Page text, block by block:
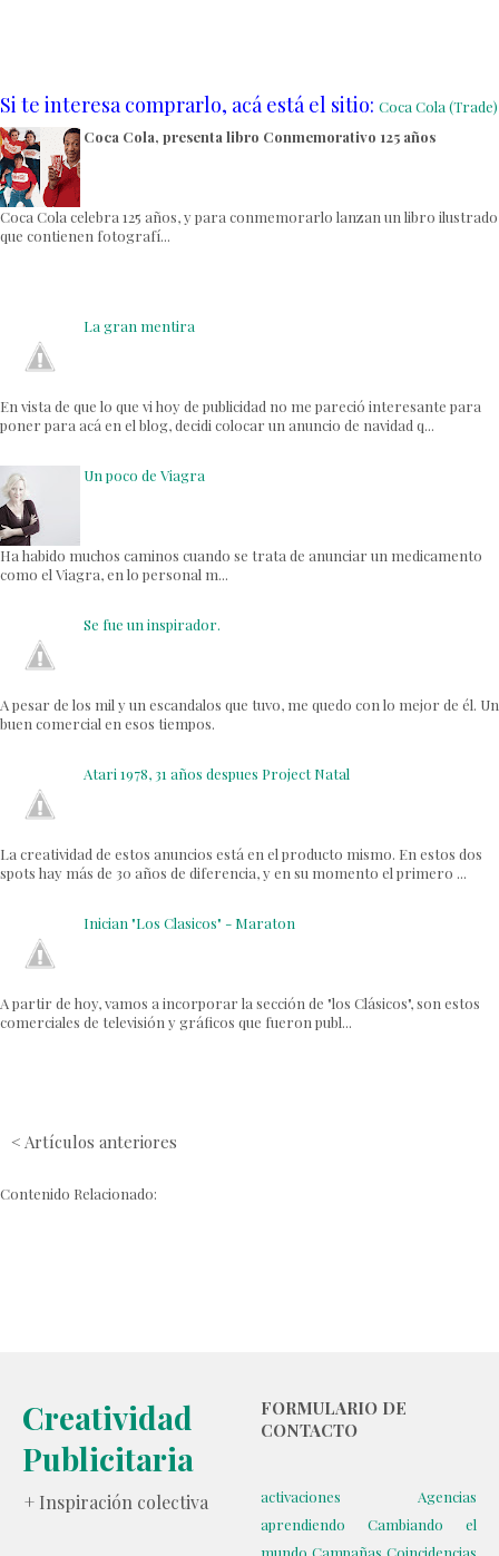
Si te interesa comprarlo, acá está el sitio: Coca Cola (Trade)
Coca Cola, presenta libro Conmemorativo 125 años
Coca Cola celebra 125 años, y para conmemorarlo lanzan un libro ilustrado
que contienen fotografí...
La gran mentira
En vista de que lo que vi hoy de publicidad no me pareció interesante para
poner para acá en el blog, decidi colocar un anuncio de navidad q...
Un poco de Viagra
Ha habido muchos caminos cuando se trata de anunciar un medicamento
como el Viagra, en lo personal m...
Se fue un inspirador.
A pesar de los mil y un escandalos que tuvo, me quedo con lo mejor de él. Un
buen comercial en esos tiempos.
Atari 1978, 31 años despues Project Natal
La creatividad de estos anuncios está en el producto mismo. En estos dos
spots hay más de 30 años de diferencia, y en su momento el primero ...
Inician "Los Clasicos" - Maraton
A partir de hoy, vamos a incorporar la sección de "los Clásicos", son estos
comerciales de televisión y gráficos que fueron publ...
< Artículos anteriores
Contenido Relacionado:
Creatividad
Publicitaria
+ Inspiración colectiva
FORMULARIO DE
CONTACTO
activaciones
Agencias
aprendiendo
Cambiando el
mundo Campañas Coincidencias